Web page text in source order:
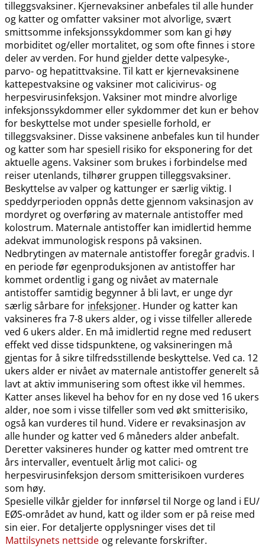
tilleggsvaksiner. Kjernevaksiner anbefales til alle hunder
og katter og omfatter vaksiner mot alvorlige, svært
smittsomme infeksjonssykdommer som kan gi høy
morbiditet og​/​eller mortalitet, og som ofte finnes i store
deler av verden. For hund gjelder dette valpesyke-,
parvo- og hepatittvaksine. Til katt er kjernevaksinene
kattepestvaksine og vaksiner mot calicivirus- og
herpesvirusinfeksjon. Vaksiner mot mindre alvorlige
infeksjonssykdommer eller sykdommer det kun er behov
for beskyttelse mot under spesielle forhold, er
tilleggsvaksiner. Disse vaksinene anbefales kun til hunder
og katter som har spesiell risiko for eksponering for det
aktuelle agens. Vaksiner som brukes i forbindelse med
reiser utenlands, tilhører gruppen tilleggsvaksiner.
Beskyttelse av valper og kattunger er særlig viktig. I
speddyrperioden oppnås dette gjennom vaksinasjon av
mordyret og overføring av maternale antistoffer med
kolostrum. Maternale antistoffer kan imidlertid hemme
adekvat immunologisk respons på vaksinen.
Nedbrytingen av maternale antistoffer foregår gradvis. I
en periode før egenproduksjonen av antistoffer har
kommet ordentlig i gang og nivået av maternale
antistoffer samtidig begynner å bli lavt, er unge dyr
særlig sårbare for infeksjoner. Hunder og katter kan
vaksineres fra 7-8 ukers alder, og i visse tilfeller allerede
ved 6 ukers alder. En må imidlertid regne med redusert
effekt ved disse tidspunktene, og vaksineringen må
gjentas for å sikre tilfredsstillende beskyttelse. Ved ca. 12
ukers alder er nivået av maternale antistoffer generelt så
lavt at aktiv immunisering som oftest ikke vil hemmes.
Katter anses likevel ha behov for en ny dose ved 16 ukers
alder, noe som i visse tilfeller som ved økt smitterisiko,
også kan vurderes til hund. Videre er revaksinasjon av
alle hunder og katter ved 6 måneders alder anbefalt.
Deretter vaksineres hunder og katter med omtrent tre
års intervaller, eventuelt årlig mot calici- og
herpesvirusinfeksjon dersom smitterisikoen vurderes
som høy.
Spesielle vilkår gjelder for innførsel til Norge og land i EU​/​
EØS-området av hund, katt og ilder som er på reise med
sin eier. For detaljerte opplysninger vises det til
Mattilsynets nettside og relevante forskrifter.